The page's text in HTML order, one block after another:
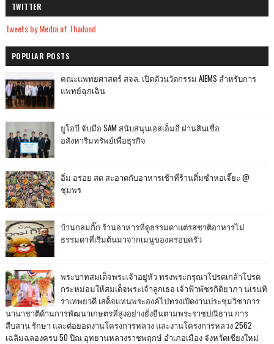
TWITTER
Tweets by Media of Thailand
POPULAR POSTS
คณะแพทยศาสตร์ สจล. เปิดตัวนวัตกรรม AIEMS สำหรับการ
แพทย์ฉุกเฉิน
ยูโอบี จับมือ SAM สนับสนุนเอสเอ็มอี ผ่านสินเชื่อ
อสังหาริมทรัพย์เพื่อธุรกิจ
อิ่ม อร่อย สด สะอาดกับอาหารเช้าที่ร้านติ๋มซำหอเจี๊ยะ @
ชุมพร
บ้านกลมกิ๊ก ร้านอาหารที่ดูธรรมดาแต่รสชาติอาหารไม่
ธรรมดาที่เริ่มต้นมาจากเมนูของครอบครัว
พระบาทสมเด็จพระเจ้าอยู่หัว ทรงพระกรุณาโปรดเกล้าโปรด
กระหม่อมให้สมเด็จพระเจ้าลูกเธอ เจ้าฟ้าพัชรกิติยาภา นเรนทิ
ราเทพยวดี เสด็จแทนพระองค์ไปทรงเปิดงานประชุมวิชาการ
นานาชาติด้านการพัฒนาเกษตรที่สูงอย่างยั่งยืนตามพระราชปณิธาน การ
สืบสาน รักษา และต่อยอดงานโครงการหลวง และงานโครงการหลวง 2562
เฉลิมฉลองครบ 50 ปีณ อุทยานหลวงราชพฤกษ์ อำเภอเมือง จังหวัดเชียงใหม่